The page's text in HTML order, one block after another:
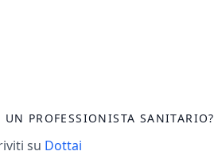
UN PROFESSIONISTA SANITARIO?
su Dottai